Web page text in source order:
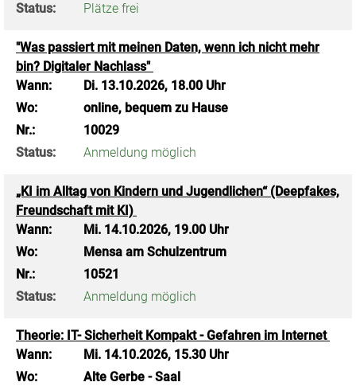
Status:
Plätze frei
"Was passiert mit meinen Daten, wenn ich nicht mehr
bin? Digitaler Nachlass"
Wann:
Di. 13.10.2026, 18.00 Uhr
Wo:
online, bequem zu Hause
Nr.:
10029
Status:
Anmeldung möglich
„KI im Alltag von Kindern und Jugendlichen“ (Deepfakes,
Freundschaft mit KI)
Wann:
Mi. 14.10.2026, 19.00 Uhr
Wo:
Mensa am Schulzentrum
Nr.:
10521
Status:
Anmeldung möglich
Theorie: IT- Sicherheit Kompakt - Gefahren im Internet
Wann:
Mi. 14.10.2026, 15.30 Uhr
Wo:
Alte Gerbe - Saal